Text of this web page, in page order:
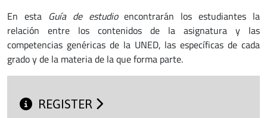
En esta Guía de estudioencontrarán los estudiantes la
relación entre los contenidos de la asignatura y las
competencias genéricas de la UNED, las específicas de cada
grado y de la materia de la que forma parte.
REGISTER